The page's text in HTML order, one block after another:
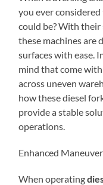
you ever
could be? With
these machines are
surfaces with ease.
mind that come
across uneven
how these diesel
provide a stable
operations.
Enhanced
When operating